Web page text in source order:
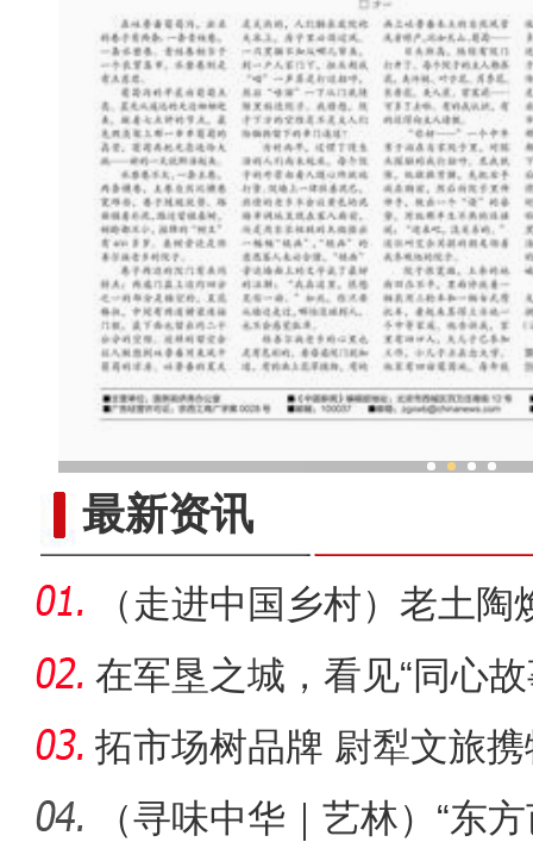
最新资讯
（走进中国乡村）老土
村收获“
在军垦之城，看见“同心故
拓市场树品牌 尉犁文旅
届新疆春
（寻味中华｜艺林）“东